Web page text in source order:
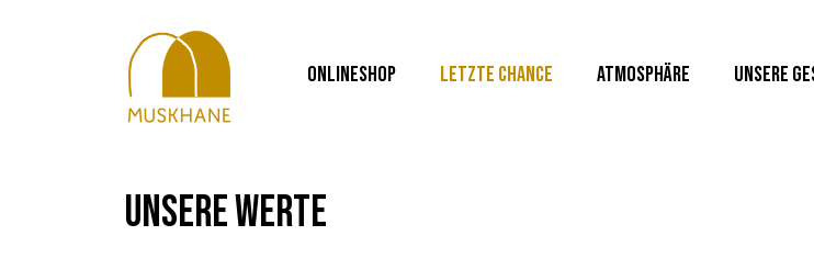
ONLINESHOP LETZTE CHANCE ATMOSPHÄRE UNSERE
Unsere Werte